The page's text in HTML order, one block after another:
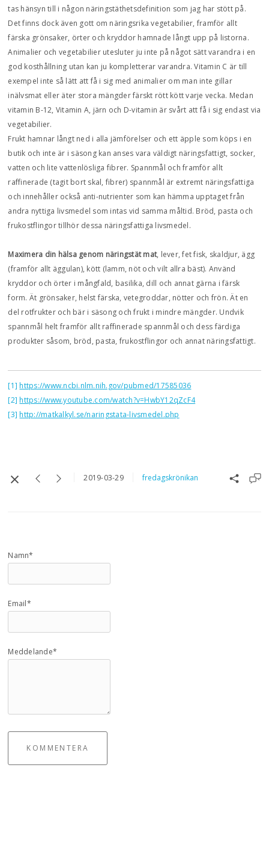
tas hänsyn till i någon näringstäthetsdefinition som jag har stött på.
Det finns dock även gott om näringsrika vegetabilier, framför allt
färska grönsaker, örter och kryddor hamnade långt upp på listorna.
Animalier och vegetabilier utesluter ju inte på något sätt varandra i en
god kosthållning utan kan ju kompletterar varandra. Vitamin C är till
exempel inte så lätt att få i sig med animalier om man inte gillar
inälvsmat eller äter stora mängder färskt rött kött varje vecka. Medan
vitamin B-12, Vitamin A, järn och D-vitamin är svårt att få i sig endast via
vegetabilier.
Frukt hamnar långt ned i alla jämförelser och ett äpple som köps i en
butik och inte är i säsong kan anses vara väldigt näringsfattigt, socker,
vatten och lite vattenlösliga fibrer. Spannmål och framför allt
raffinerade (tagit bort skal, fibrer) spannmål är extremt näringsfattiga
och innehåller också anti-nutrienter som kan hämma upptaget från
andra nyttiga livsmedel som intas vid samma måltid. Bröd, pasta och
frukostflingor tillhör dessa näringsfattiga livsmedel.
Maximera din hälsa genom näringstät mat, lever, fet fisk, skaldjur, ägg
(framför allt äggulan), kött (lamm, nöt och vilt allra bäst). Använd
kryddor och örter i mångfald, basilika, dill och annat gärna i färsk
form. Ät grönsaker, helst färska, vetegroddar, nötter och frön. Ät en
del rotfrukter och bär i säsong och frukt i mindre mängder. Undvik
spannmål helt framför allt raffinerade spannmål och dess färdiga
produkter såsom, bröd, pasta, frukostflingor och annat näringsfattigt.
[1] https://www.ncbi.nlm.nih.gov/pubmed/17585036
[2] https://www.youtube.com/watch?v=HwbY12qZcF4
[3] http://matkalkyl.se/naringstata-livsmedel.php
2019-03-29 fredagskrönikan
Namn*
Email*
Meddelande*
KOMMENTERA